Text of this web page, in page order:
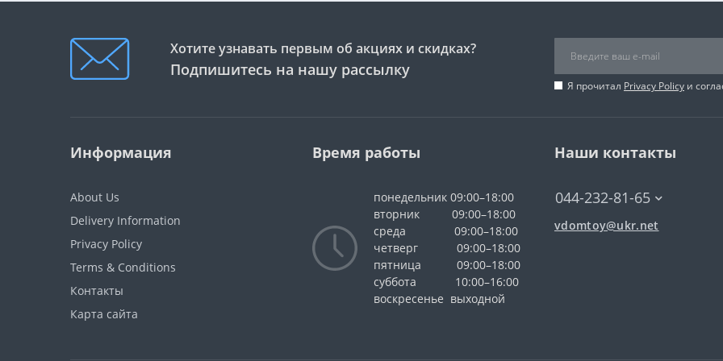
Хотите узнавать первым об акциях и скидках?
Подпишитесь на нашу рассылку
Я прочитал Privacy Policy и
Информация
About Us
Delivery Information
Privacy Policy
Terms & Conditions
Контакты
Карта сайта
Время работы
понедельник 09:00–18:00
вторник 09:00–18:00
среда 09:00–18:00
четверг 09:00–18:00
пятница 09:00–18:00
суббота 10:00–16:00
воскресенье выходной
Наши контакты
044-232-81-65
vdomtoy@ukr.net